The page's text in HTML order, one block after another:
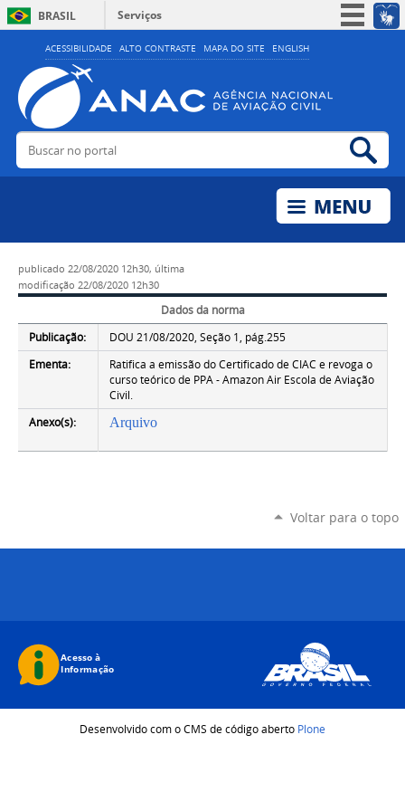
ACESSIBILIDADE ALTO CONTRASTE MAPA DO SITE ENGLISH
BRASIL
Serviços
Simplifique!
Acesso à informação
Legislação
Buscar no portal
publicado 22/08/2020 12h30, última
modificação 22/08/2020 12h30
Dados da norma
Publicação:
DOU 21/08/2020, Seção 1, pág.255
Ementa:
Ratifica a emissão do Certificado de CIAC e revoga o
curso teórico de PPA - Amazon Air Escola de Aviação
Civil.
Anexo(s):
Arquivo
Voltar para o topo
Desenvolvido com o CMS de código aberto Plone